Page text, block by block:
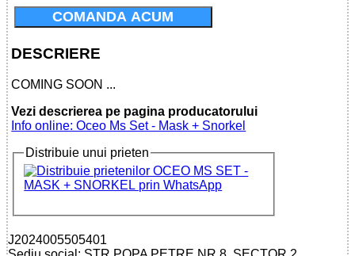
COMANDA ACUM
DESCRIERE
COMING SOON ...
Vezi descrierea pe pagina producatorului
Info online: Oceo Ms Set - Mask + Snorkel
Distribuie unui prieten
J2024005505401